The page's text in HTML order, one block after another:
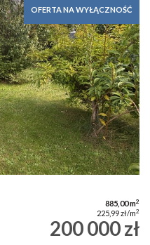
OFERTA NA WYŁĄCZNOŚĆ
885,00 m2
225,99 zł/m2
200 000 zł